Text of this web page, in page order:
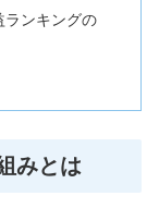
ンキングの
みとは